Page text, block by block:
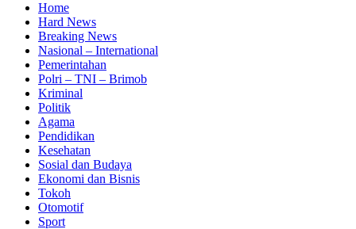
Home
Hard News
Breaking News
Nasional – International
Pemerintahan
Polri – TNI – Brimob
Kriminal
Politik
Agama
Pendidikan
Kesehatan
Sosial dan Budaya
Ekonomi dan Bisnis
Tokoh
Otomotif
Sport